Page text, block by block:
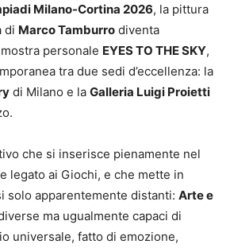
Milano-Cortina 2026, la pittura
di Marco Tamburro diventa
personale EYES TO THE SKY,
tra due sedi d’eccellenza: la
di Milano e la Galleria Luigi Proietti
che si inserisce pienamente nel
legato ai Giochi, e che mette in
solo apparentemente distanti: Arte e
ma ugualmente capaci di
universale, fatto di emozione,